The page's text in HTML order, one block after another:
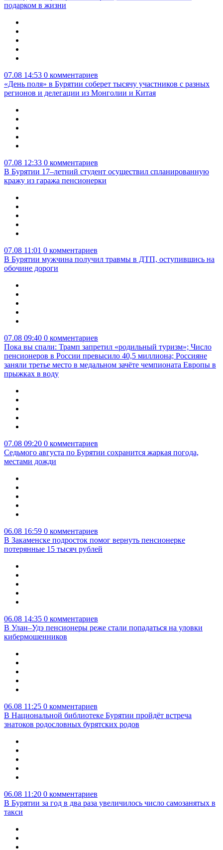
подарком в жизни
07.08 14:53 0 комментариев
«День поля» в Бурятии соберет тысячу участников с разных
регионов и делегации из Монголии и Китая
07.08 12:33 0 комментариев
В Бурятии 17–летний студент осуществил спланированную
кражу из гаража пенсионерки
07.08 11:01 0 комментариев
В Бурятии мужчина получил травмы в ДТП, оступившись на
обочине дороги
07.08 09:40 0 комментариев
Пока вы спали: Трамп запретил «родильный туризм»; Число
пенсионеров в России превысило 40,5 миллиона; Россияне
заняли третье место в медальном зачёте чемпионата Европы в
прыжках в воду
07.08 09:20 0 комментариев
Седьмого августа по Бурятии сохранится жаркая погода,
местами дожди
06.08 16:59 0 комментариев
В Закаменске подросток помог вернуть пенсионерке
потерянные 15 тысяч рублей
06.08 14:35 0 комментариев
В Улан–Удэ пенсионеры реже стали попадаться на уловки
кибермошенников
06.08 11:25 0 комментариев
В Национальной библиотеке Бурятии пройдёт встреча
знатоков родословных бурятских родов
06.08 11:20 0 комментариев
В Бурятии за год в два раза увеличилось число самозанятых в
такси